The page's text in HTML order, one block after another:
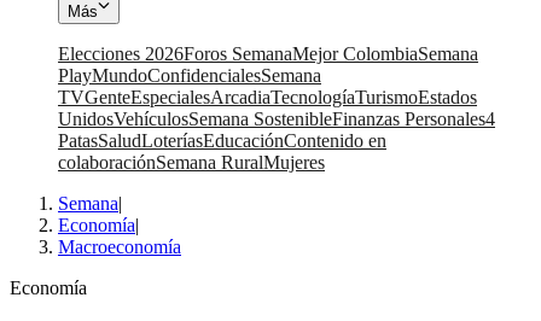
Más
Elecciones 2026Foros SemanaMejor ColombiaSemana
PlayMundoConfidencialesSemana
TVGenteEspecialesArcadiaTecnologíaTurismoEstados
UnidosVehículosSemana SostenibleFinanzas Personales4
PatasSaludLoteríasEducaciónContenido en
colaboraciónSemana RuralMujeres
Semana|
Economía|
Macroeconomía
Economía